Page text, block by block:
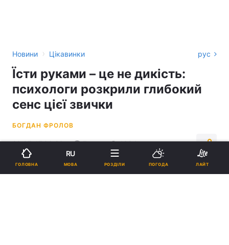
Новини › Цікавинки рус
Їсти руками – це не дикість:
психологи розкрили глибокий
сенс цієї звички
БОГДАН ФРОЛОВ
20:07, 17.06.26 7 хв. 1394
Підпишіться на нас в Google
ГОЛОВНА
RU
МОВА РОЗДІЛИ ПОГОДА ЛАЙТ